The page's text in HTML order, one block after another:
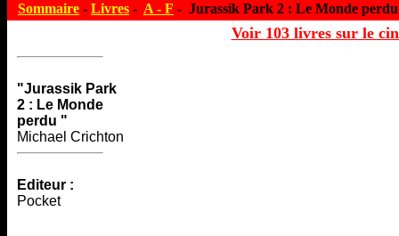
Sommaire - Livres - A - F - Jurassik Park 2 : Le Monde perdu
Voir 103 livres sur le
"Jurassik Park
2 : Le Monde
perdu "
Michael Crichton
Editeur :
Pocket